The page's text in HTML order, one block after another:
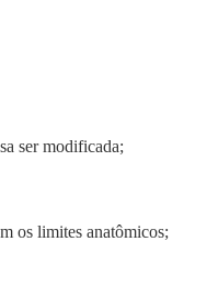
ser modificada;
os limites anatômicos;